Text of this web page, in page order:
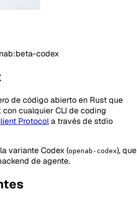
codex
de código abierto en Rust que
cualquier CLI de coding
Protocola través de stdio
variante Codex (openab-codex), que
de agente.